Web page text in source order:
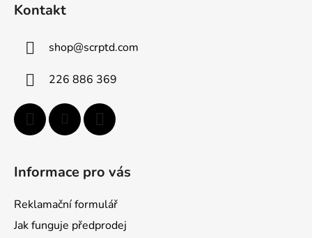
Kontakt
shop@scrptd.com
226 886 369
Informace pro vás
Reklamační formulář
Jak funguje předprodej